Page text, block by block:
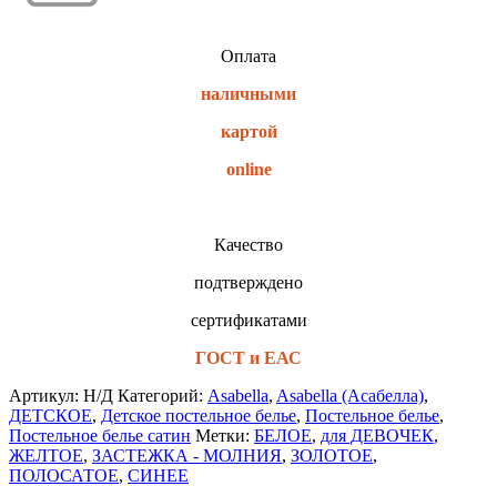
Оплата
наличными
картой
online
Качество
подтверждено
сертификатами
ГОСТ и ЕАС
Артикул: Н/Д Категорий: Asabella, Asabella (Асабелла),
ДЕТСКОЕ, Детское постельное белье, Постельное белье,
Постельное белье сатин Метки: БЕЛОЕ, для ДЕВОЧЕК,
ЖЕЛТОЕ, ЗАСТЕЖКА - МОЛНИЯ, ЗОЛОТОЕ,
ПОЛОСАТОЕ, СИНЕЕ